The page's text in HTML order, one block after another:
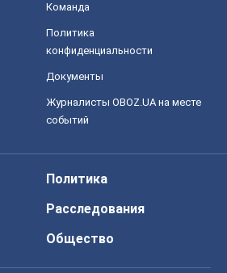
Команда
Политика
конфиденциальности
Документы
Журналисты OBOZ.UA на месте
событий
Политика
Расследования
Общество